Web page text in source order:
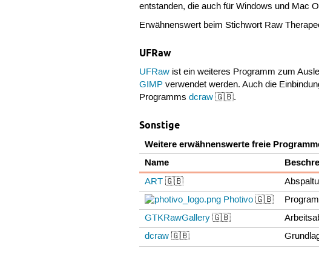
entstanden, die auch für Windows und Mac
Erwähnenswert beim Stichwort Raw
UFRaw
UFRaw ist ein weiteres Programm zum
GIMP verwendet werden. Auch die
Programmsdcraw 🇬🇧.
Sonstige
Weitere erwähnenswerte freie
Name
ART 🇬🇧
Photivo 🇬🇧
GTKRawGallery 🇬🇧
dcraw 🇬🇧